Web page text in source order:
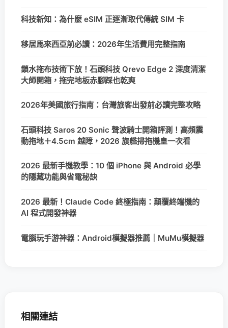
科技新知：為什麼 eSIM 正逐漸取代傳統 SIM 卡
移居馬來西亞前必讀：2026年生活費用完整指南
鎖水拖布技術下放！石頭科技 Qrevo Edge 2 深度清潔
大師開箱，拖完地板赤腳踩也乾爽
2026年美國旅行指南：台灣旅客出發前必讀完整攻略
石頭科技 Saros 20 Sonic 聲波騎士開箱評測！高頻震
動拖地＋4.5cm 越障，2026 旗艦掃拖機皇一次看
2026 最新手機教學：10 個 iPhone 與 Android 必學
的隱藏功能與省電秘訣
2026 最新！Claude Code 終極指南：顛覆終端機的
AI 程式開發神器
電腦玩手游神器：Android模擬器推薦｜MuMu模擬器
相關連結